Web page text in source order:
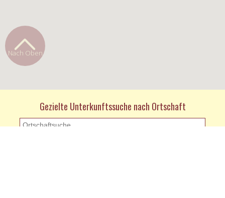
Gezielte Unterkunftssuche nach Ortschaft
Nach Oben